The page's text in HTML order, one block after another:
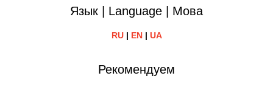
Язык | Language | Мова
RU| EN| UA
Рекомендуем